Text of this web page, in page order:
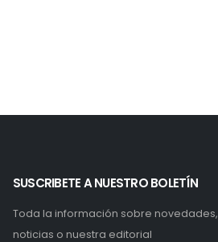
SUSCRIBETE A NUESTRO BOLETÍN
Toda la información sobre novedades,
noticias o nuestra editorial